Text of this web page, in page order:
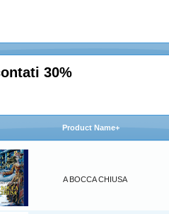
30%
Product Name+
A BOCCA CHIUSA